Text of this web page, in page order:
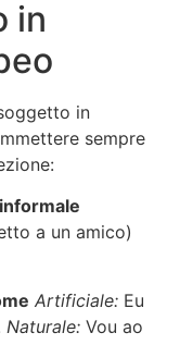
in
in
sempre
a un amico)
Artificiale: Eu
Naturale: Vou ao